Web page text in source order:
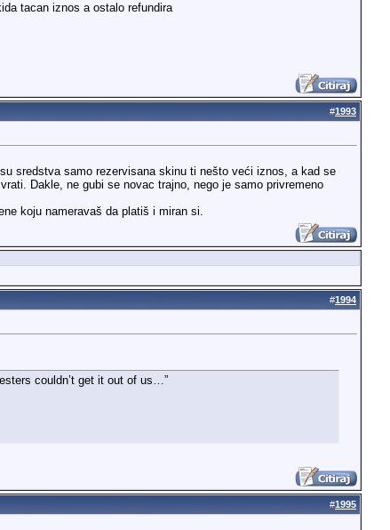
tacan iznos a ostalo refundira
#1993
sredstva samo rezervisana skinu ti nešto veći iznos, a kad se
Dakle, ne gubi se novac trajno, nego je samo privremeno
koju nameravaš da platiš i miran si.
#1994
couldn’t get it out of us…”
#1995